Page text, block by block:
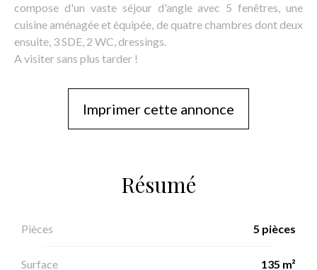
compose d'un vaste séjour d'angle avec 5 fenêtres, une
cuisine aménagée et équipée, de quatre chambres dont deux
ensuite, 3 SDE, 2 WC, dressings.
A visiter sans plus tarder !
Imprimer cette annonce
Résumé
Pièces 5 pièces
Surface 135 m²